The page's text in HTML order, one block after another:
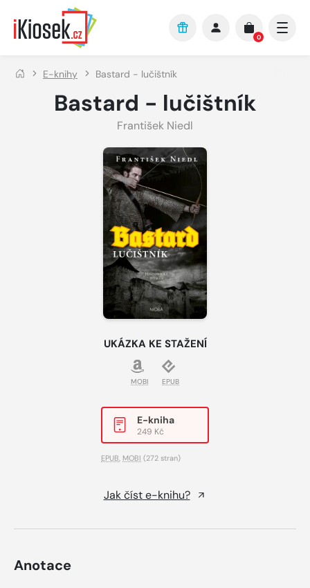
Přejít na hlavní obsah
0
E-knihy Bastard - lučištník
Bastard - lučištník
František Niedl
UKÁZKA KE STAŽENÍ
MOBI EPUB
E-kniha
249 Kč
EPUB MOBI (272 stran)
Jak číst e-knihu?
Anotace